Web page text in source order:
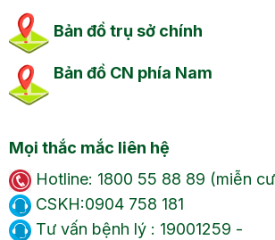
Bản đồ trụ sở chính
Bản đồ CN phía Nam
Mọi thắc mắc liên hệ
Hotline: 1800 55 88 89 (miễn
CSKH:0904 758 181
Tư vấn bệnh lý : 19001259 -